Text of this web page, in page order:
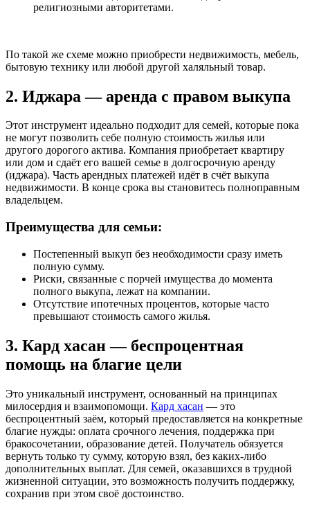
религиозными авторитетами.
По такой же схеме можно приобрести недвижимость, мебель,
бытовую технику или любой другой халяльный товар.
2. Иджара — аренда с правом выкупа
Этот инструмент идеально подходит для семей, которые пока
не могут позволить себе полную стоимость жилья или
другого дорогого актива. Компания приобретает квартиру
или дом и сдаёт его вашей семье в долгосрочную аренду
(иджара). Часть арендных платежей идёт в счёт выкупа
недвижимости. В конце срока вы становитесь полноправным
владельцем.
Преимущества для семьи:
Постепенный выкуп без необходимости сразу иметь
полную сумму.
Риски, связанные с порчей имущества до момента
полного выкупа, лежат на компании.
Отсутствие ипотечных процентов, которые часто
превышают стоимость самого жилья.
3. Кард хасан — беспроцентная
помощь на благие цели
Это уникальный инструмент, основанный на принципах
милосердия и взаимопомощи. Кард хасан — это
беспроцентный заём, который предоставляется на конкретные
благие нужды: оплата срочного лечения, поддержка при
бракосочетании, образование детей. Получатель обязуется
вернуть только ту сумму, которую взял, без каких-либо
дополнительных выплат. Для семей, оказавшихся в трудной
жизненной ситуации, это возможность получить поддержку,
сохранив при этом своё достоинство.